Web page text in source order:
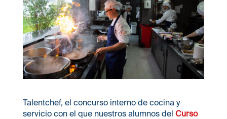
Talentchef, el concurso interno de cocina y
servicio con el que nuestros alumnos del Curso